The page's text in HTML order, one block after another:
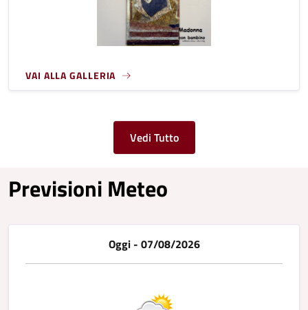
VAI ALLA GALLERIA
Vedi Tutto
Previsioni Meteo
Oggi - 07/08/2026